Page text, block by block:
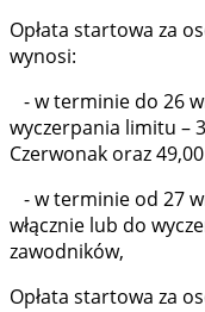
Opłata startowa za
wynosi:
- w terminie do 26
wyczerpania limitu –
Czerwonak oraz
- w terminie od 27
włącznie lub do
zawodników,
Opłata startowa za